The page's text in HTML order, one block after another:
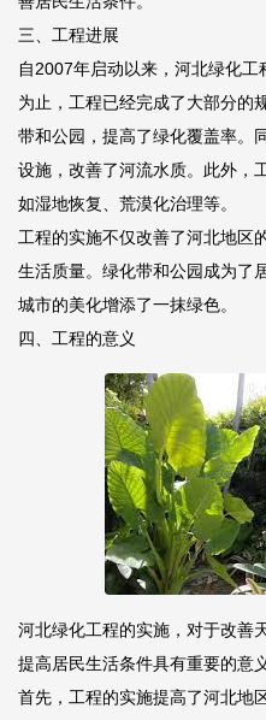
三、工程进展
自2007年启动以来，河北绿化
为止，工程已经完成了大部分的
带和公园，提高了绿化覆盖率。
设施，改善了河流水质。此外，
如湿地恢复、荒漠化治理等。
工程的实施不仅改善了河北地区
生活质量。绿化带和公园成为了
城市的美化增添了一抹绿色。
四、工程的意义
河北绿化工程的实施，对于改善
提高居民生活条件具有重要的意义
首先，工程的实施提高了河北地